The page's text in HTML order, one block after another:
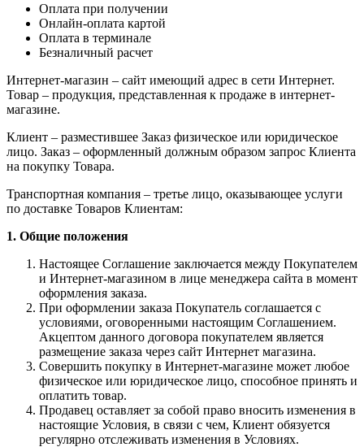
Оплата при получении
Онлайн-оплата картой
Оплата в терминале
Безналичный расчет
Интернет-магазин – сайт имеющий адрес в сети Интернет.
Товар – продукция, представленная к продаже в интернет-
магазине.
Клиент – разместившее Заказ физическое или юридическое
лицо. Заказ – оформленный должным образом запрос Клиента
на покупку Товара.
Транспортная компания – третье лицо, оказывающее услуги
по доставке Товаров Клиентам:
1. Общие положения
Настоящее Соглашение заключается между Покупателем
и Интернет-магазином в лице менеджера сайта в момент
оформления заказа.
При оформлении заказа Покупатель соглашается с
условиями, оговоренными настоящим Соглашением.
Акцептом данного договора покупателем является
размещение заказа через сайт Интернет магазина.
Совершить покупку в Интернет-магазине может любое
физическое или юридическое лицо, способное принять и
оплатить товар.
Продавец оставляет за собой право вносить изменения в
настоящие Условия, в связи с чем, Клиент обязуется
регулярно отслеживать изменения в Условиях.